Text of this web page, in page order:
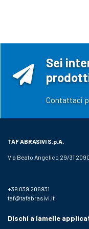
Sei
Contattaci
TAF ABRASIVI S.p.A.
Via Beato Angelico 29/31
+39 039 206931
taf@tafabrasivi.it
Dischi a lamelle